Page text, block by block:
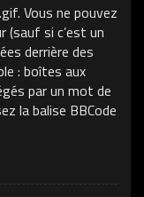
Vous ne pouvez
(sauf si c’est un
derrière des
: boîtes aux
par un mot de
la balise BBCode